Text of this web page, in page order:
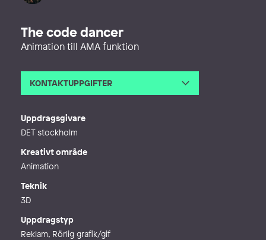
The code dancer
Animation till AMA funktion
KONTAKTUPPGIFTER
Webb http://www.rithuset.se
Uppdragsgivare
DET stockholm
Kreativt område
Animation
Teknik
3D
Uppdragstyp
Reklam, Rörlig grafik/gif